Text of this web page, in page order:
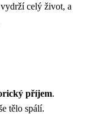
celý život, a
příjem.
tělo spálí.